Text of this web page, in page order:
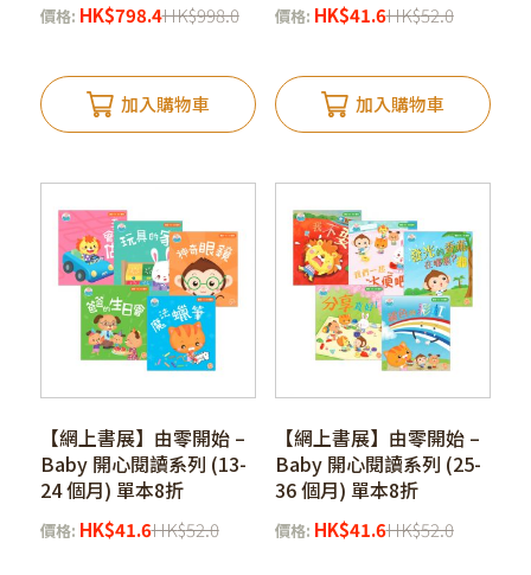
價格: HK$798.4HK$998.0
加入購物車
價格: HK$41.6HK$52.0
加入購物車
【網上書展】由零開始 –
Baby 開心閱讀系列 (13-
24 個月) 單本8折
價格: HK$41.6HK$52.0
【網上書展】由零開始 –
Baby 開心閱讀系列 (25-
36 個月) 單本8折
價格: HK$41.6HK$52.0